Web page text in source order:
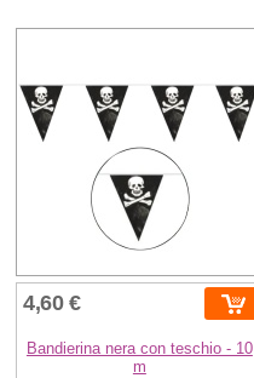
4,60 €
Bandierina nera con teschio - 10
m